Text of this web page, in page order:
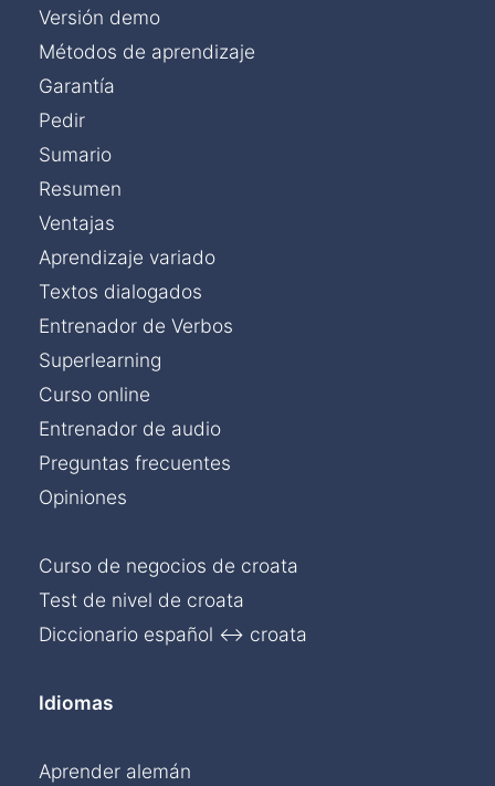
Versión demo
Métodos de aprendizaje
Garantía
Pedir
Sumario
Resumen
Ventajas
Aprendizaje variado
Textos dialogados
Entrenador de Verbos
Superlearning
Curso online
Entrenador de audio
Preguntas frecuentes
Opiniones
Curso de negocios de croata
Test de nivel de croata
Diccionario español ↔ croata
Idiomas
Aprender alemán